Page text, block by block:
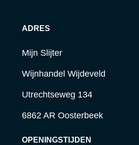
ADRES
Mijn Slijter
Wijnhandel Wijdeveld
Utrechtseweg 134
6862 AR Oosterbeek
OPENINGSTIJDEN